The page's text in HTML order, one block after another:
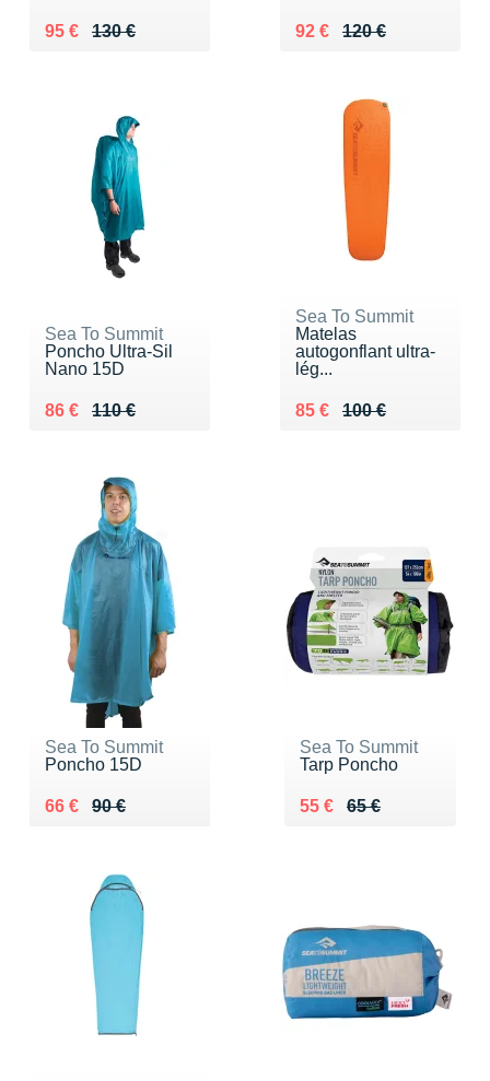
130 €
Au lieu de 130 €
95 €
Vendu 95 € 120 €
Au lieu de 120 €
92 €
Vendu 92 €
Sea To Summit
Poncho Ultra-Sil
Nano 15D
110 €
Au lieu de 110 €
86 €
Vendu 86 €
Sea To Summit
Matelas
autogonflant ultra-
lég...
100 €
Au lieu de 100 €
85 €
Vendu 85 €
Sea To Summit
Poncho 15D
90 €
Au lieu de 90 €
66 €
Vendu 66 €
Sea To Summit
Tarp Poncho
65 €
Au lieu de 65 €
55 €
Vendu 55 €